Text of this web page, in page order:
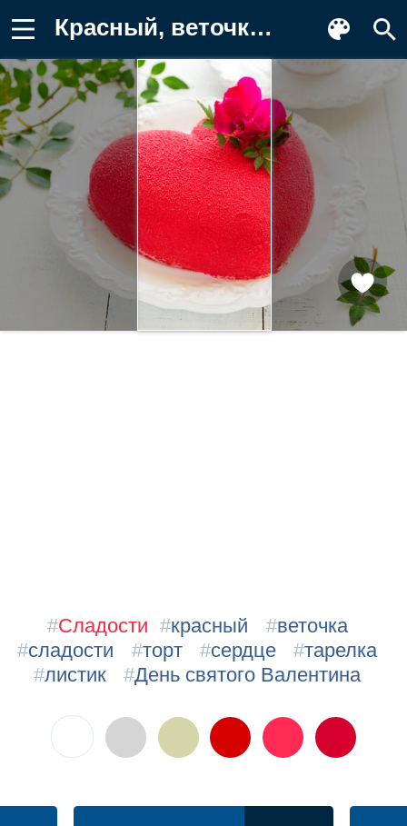
Красный, веточка, сладости, торт Заставка на телефон
#Сладости #красный #веточка
#сладости #торт #сердце #тарелка
#листик #День святого Валентина